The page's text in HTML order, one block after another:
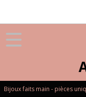
Bijoux faits main - pièces